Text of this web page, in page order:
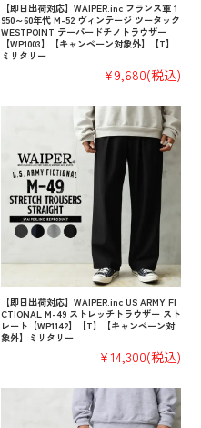
【即日出荷対応】WAIPER.inc フランス軍 1
950～60年代 M-52 ヴィンテージ ツータック
WESTPOINT テーパードチノトラウザー
【WP1003】【キャンペーン対象外】【T】
ミリタリー
¥9,680(税込)
【即日出荷対応】WAIPER.inc US ARMY FI
CTIONAL M-49 ストレッチトラウザー スト
レート【WP1142】【T】【キャンペーン対
象外】ミリタリー
¥14,300(税込)